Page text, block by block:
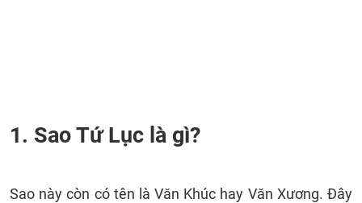
1. Sao Tứ Lục là gì?
Sao này còn có tên là Văn Khúc hay Văn Xương. Đây